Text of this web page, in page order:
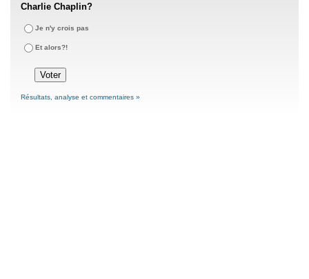
Charlie Chaplin?
Je n'y crois pas
Et alors?!
Résultats, analyse et commentaires »